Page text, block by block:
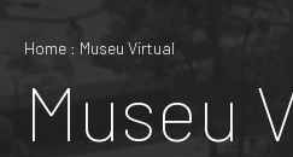
Home : Museu Virtual
Museu